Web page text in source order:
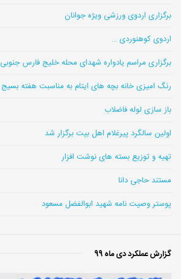
برگزاری اردوی ورزشی ویژه جوانان
اردوی کوهنوردی …
برگزاری مراسم یادواره شهدای محله خلیج فارس جنوبی
رنگ امیزی خانه بچه های ایتام به مناسبت هفته بسیج
باز سازی لوله فاضلاب
اولین سالگرد پیرغلام اهل بیت برگزار شد
تهیه و توزیع بسته های نوشت افزار
مستند حاجی دانا
پوستر وصیت نامه شهید ابوالفضل مسعود
گزارش عملکرد دی ماه 99